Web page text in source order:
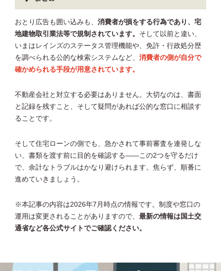
おとり広告も囲い込みも、 消費者が損をする行為であり、宅
地建物取引業法等で規制されています。 そして以前と違い、
いまはレインズのステータス管理機能や、免許・行政処分歴
を調べられる公的な検索システムなど、 消費者の側が自分で
確かめられる手段が用意されています。
不動産会社と対立する必要はありません。大切なのは、書面
と記録を残すこと、そして疑問があれば公的な窓口に相談す
ることです。
そして住宅ローンの側でも、急かされて事前審査を連発しな
い、書類を渡す前に目的を確認する——この2つを守るだけ
で、余計なトラブルはかなり避けられます。焦らず、順番に
進めていきましょう。
※本記事の内容は2026年7月時点の情報です。制度や窓口の
運用は変更されることがありますので、 最新の情報は国土交
通省など各公式サイトでご確認ください。